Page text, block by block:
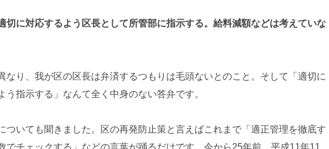
切に対応するよう区長として所管部に指示する。給料減額などは考えていな
なり、我が区の区長は弁済するつもりは毛頭ないとのこと。そして「適切に
う指示する」なんて全く中身のない答弁です。
ついても聞きました。区の再発防止策と言えばこれまで「適正管理を徹底す
でチェックする」などの言葉が踊るだけです。今から25年前、平成11年11